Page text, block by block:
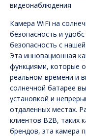
видеонаблюдения
Камера WiFi на
безопасность и
безопасность с
Эта инновационная
функциями, которые
реальном времени и
солнечной батарее
установкой и
отдаленных местах.
клиентов B2B, таких
брендов, эта камера